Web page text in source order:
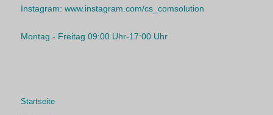
Instagram: www.instagram.com/cs_comsolution
Montag - Freitag 09:00 Uhr-17:00 Uhr
Startseite